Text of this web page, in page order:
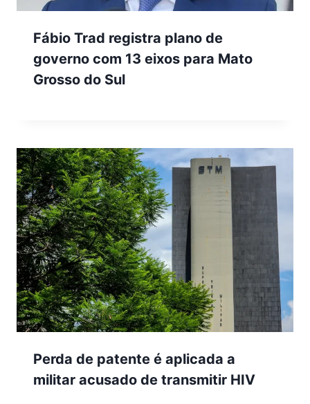
Fábio Trad registra plano de
governo com 13 eixos para Mato
Grosso do Sul
Perda de patente é aplicada a
militar acusado de transmitir HIV